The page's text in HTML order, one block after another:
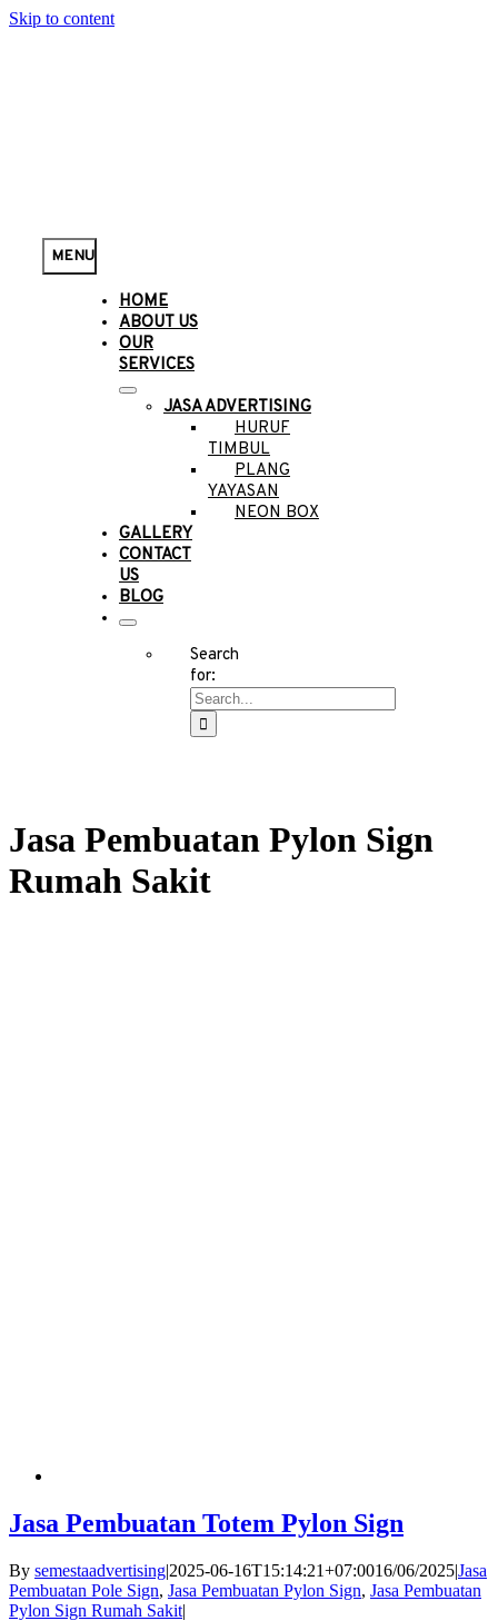
Skip to content
MENU
HOME
ABOUT US
OUR
SERVICES
JASA ADVERTISING
HURUF
TIMBUL
PLANG
YAYASAN
NEON BOX
GALLERY
CONTACT
US
BLOG
Search
for:
Jasa Pembuatan Pylon Sign
Rumah Sakit
Jasa Pembuatan Totem Pylon Sign
By semestaadvertising|2025-06-16T15:14:21+07:0016/06/2025|Jasa
Pembuatan Pole Sign, Jasa Pembuatan Pylon Sign, Jasa Pembuatan
Pylon Sign Rumah Sakit|